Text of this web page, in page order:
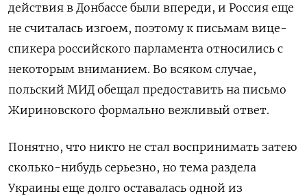
действия в Донбассе были впереди, и Россия еще
не считалась изгоем, поэтому к письмам вице-
спикера российского парламента относились с
некоторым вниманием. Во всяком случае,
польский МИД обещал предоставить на письмо
Жириновского формально вежливый ответ.
Понятно, что никто не стал воспринимать затею
сколько-нибудь серьезно, но тема раздела
Украины еще долго оставалась одной из